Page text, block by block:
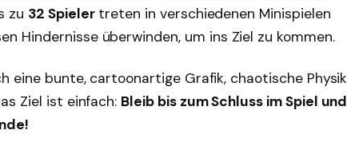
zu 32 Spielertreten in verschiedenen Minispielen
Hindernisse überwinden, um ins Ziel zu kommen.
eine bunte, cartoonartige Grafik, chaotische Physik
Ziel ist einfach: Bleib bis zum Schluss im Spiel und